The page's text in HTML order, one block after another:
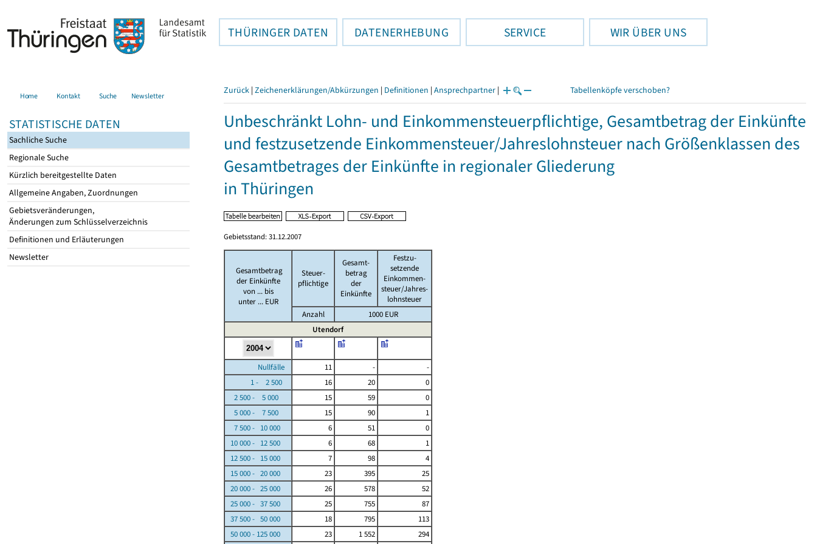
THÜRINGER DATEN DATENERHEBUNG SERVICE WIR ÜBER UNS
Home Kontakt Suche Newsletter
STATISTISCHE DATEN
Sachliche Suche
Regionale Suche
Kürzlich bereitgestellte Daten
Allgemeine Angaben, Zuordnungen
Gebietsveränderungen,
Änderungen zum Schlüsselverzeichnis
Definitionen und Erläuterungen
Newsletter
Zurück | Zeichenerklärungen/Abkürzungen | Definitionen | Ansprechpartner | Tabellenköpfe verschoben?
Unbeschränkt Lohn- und Einkommensteuerpflichtige, Gesamtbetrag der Einkünfte
und festzusetzende Einkommensteuer/Jahreslohnsteuer nach Größenklassen des
Gesamtbetrages der Einkünfte in regionaler Gliederung
in Thüringen
Gebietsstand: 31.12.2007
Gesamtbetrag
der Einkünfte
von ... bis
unter ... EUR
Steuer-
pflichtige
Gesamt-
betrag
der
Einkünfte
Festzu-
setzende
Einkommen-
steuer/Jahres-
lohnsteuer
Anzahl
1000 EUR
Utendorf
Nullfälle 11 -
-
1 - 2 500
16 20
0
2 500 - 5 000
15 59
0
5 000 - 7 500
15 90
1
7 500 - 10 000
6 51
0
10 000 - 12 500
6 68
1
12 500 - 15 000
7 98
4
15 000 - 20 000
23 395
25
20 000 - 25 000
26 578
52
25 000 - 37 500
25 755
87
37 500 - 50 000
18 795
113
50 000 - 125 000
23 1 552 294